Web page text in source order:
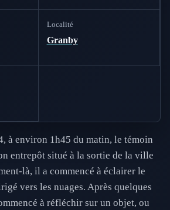
Localité
Granby
à environ 1h45 du matin, le témoin
entrepôt situé à la sortie de la ville
là, il a commencé à éclairer le
vers les nuages. Après quelques
à réfléchir sur un objet, ou